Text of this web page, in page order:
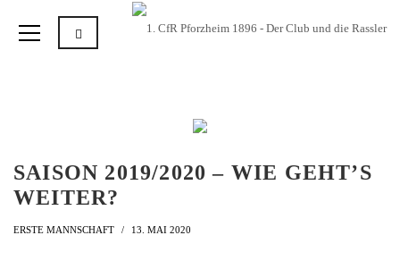
SAISON 2019/2020 – WIE GEHT’S
WEITER?
ERSTE MANNSCHAFT 13. MAI 2020